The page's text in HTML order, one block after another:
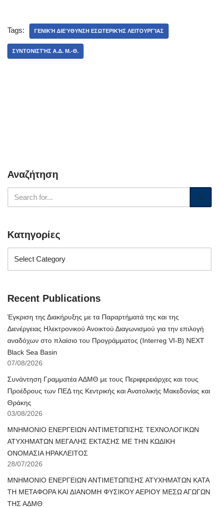
Tags: ΓΕΝΙΚΉ ΔΙΕΎΘΥΝΣΗ ΕΣΩΤΕΡΙΚΉΣ ΛΕΙΤΟΥΡΓΊΑΣ
ΣΥΝΤΟΝΙΣΤΉΣ Α.Δ. Μ.-Θ.
Αναζήτηση
Κατηγορίες
Recent Publications
Έγκριση της Διακήρυξης με τα Παραρτήματά της και της
Διενέργειας Ηλεκτρονικού Ανοικτού Διαγωνισμού για την επιλογή
αναδόχων στο πλαίσιο του Προγράμματος (Interreg VI-B) NEXT
Black Sea Basin
07/08/2026
Συνάντηση Γραμματέα ΑΔΜΘ με τους Περιφερειάρχες και τους
Προέδρους των ΠΕΔ της Κεντρικής και Ανατολικής Μακεδονίας και
Θράκης
03/08/2026
ΜΝΗΜΟΝΙΟ ΕΝΕΡΓΕΙΩΝ ΑΝΤΙΜΕΤΩΠΙΣΗΣ ΤΕΧΝΟΛΟΓΙΚΩΝ
ΑΤΥΧΗΜΑΤΩΝ ΜΕΓΑΛΗΣ ΕΚΤΑΣΗΣ ΜΕ ΤΗΝ ΚΩΔΙΚΗ
ΟΝΟΜΑΣΙΑ ΗΡΑΚΛΕΙΤΟΣ
28/07/2026
ΜΝΗΜΟΝΙΟ ΕΝΕΡΓΕΙΩΝ ΑΝΤΙΜΕΤΩΠΙΣΗΣ ΑΤΥΧΗΜΑΤΩΝ ΚΑΤΑ
ΤΗ ΜΕΤΑΦΟΡΑ ΚΑΙ ΔΙΑΝΟΜΗ ΦΥΣΙΚΟΥ ΑΕΡΙΟΥ ΜΕΣΩ ΑΓΩΓΩΝ
ΤΗΣ ΑΔΜΘ